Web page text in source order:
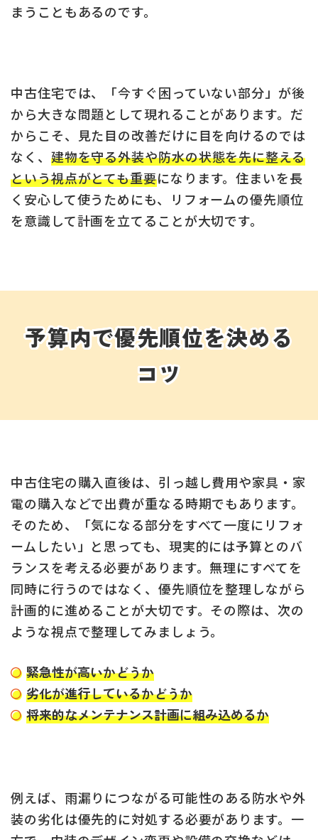
まうこともあるのです。
中古住宅では、「今すぐ困っていない部分」が後
から大きな問題として現れることがあります。だ
からこそ、見た目の改善だけに目を向けるのでは
なく、 建物を守る外装や防水の状態を先に整える
という視点がとても重要になります。住まいを長
く安心して使うためにも、リフォームの優先順位
を意識して計画を立てることが大切です。
予算内で優先順位を決める
コツ
中古住宅の購入直後は、引っ越し費用や家具・家
電の購入などで出費が重なる時期でもあります。
そのため、「気になる部分をすべて一度にリフォ
ームしたい」と思っても、現実的には予算とのバ
ランスを考える必要があります。無理にすべてを
同時に行うのではなく、優先順位を整理しながら
計画的に進めることが大切です。その際は、次の
ような視点で整理してみましょう。
緊急性が高いかどうか
劣化が進行しているかどうか
将来的なメンテナンス計画に組み込めるか
例えば、雨漏りにつながる可能性のある防水や外
装の劣化は優先的に対処する必要があります。一